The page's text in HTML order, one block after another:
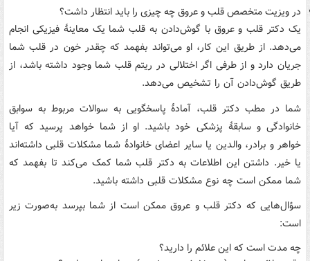
در ویزیت متخصص قلب و عروق چه چیزی را باید انتظار داشت؟
یک دکتر قلب و عروق با گوش‌دادن به قلب شما یک معاینۀ فیزیکی انجام
می‌دهد. از طریق این کار، او می‌تواند بفهمد که چقدر خون در قلب شما
جریان دارد و از طرفی اگر اختلالی در ریتم قلب شما وجود داشته باشد، از
طریق گوش‌دادن آن را تشخیص می‌دهد.
شما در مطب دکتر قلب، آمادۀ پاسخگویی به سوالات مربوط به سوابق
خانوادگی و سابقۀ پزشکی خود باشید. او از شما خواهد پرسید که آیا
خواهر و برادر، والدین یا سایر اعضای خانوادۀ شما مشکلات قلبی داشته‌اند
یا خیر. داشتن این اطلاعات به دکتر قلب شما کمک می‌کند تا بفهمد که
شما ممکن است چه نوع مشکلات قلبی داشته باشید.
سؤال‌هایی که دکتر قلب و عروق ممکن است از شما بپرسد به‌صورت زیر
است:
چه مدت است که این علائم را دارید؟